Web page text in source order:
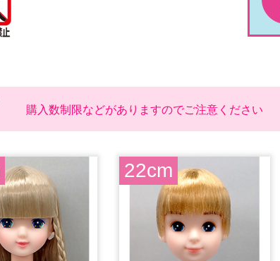
購入数制限などがありますのでご注意ください
22cm